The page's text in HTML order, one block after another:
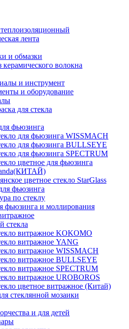
лента
и обмазки
керамического волокна
и инструмент
и оборудование
для стекла
фьюзинга
для фьюзинга WISSMACH
для фьюзинга BULLSEYE
для фьюзинга SPECTRUM
цветное для фьюзинга
цветное стекло StarGlass
фьюзинга
по стеклу
фьюзинга и моллирования
стекла
витражное KOKOMO
витражное YANG
витражное WISSMACH
витражное BULLSEYE
витражное SPECTRUM
витражное UROBOROS
цветное витражное (Китай)
стеклянной мозаики
и для детей